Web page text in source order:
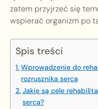
zatem przyjrzeć się
wspierać organizm po
Spis treści
Wprowadzenie do
rozrusznika serca
Jakie są cele
serca?